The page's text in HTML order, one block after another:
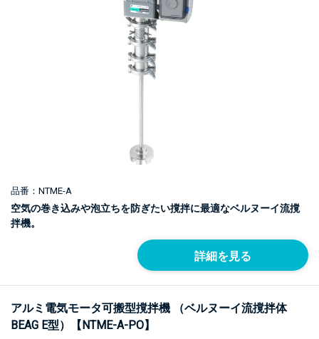
品番：NTME-A
空気の巻き込みや泡立ちを防ぎたい撹拌に最適なベルヌーイ流撹
拌機。
詳細を見る
アルミ電気モータ可搬型撹拌機 （ベルヌーイ流撹拌体
BEAG E型）【NTME-A-PO】